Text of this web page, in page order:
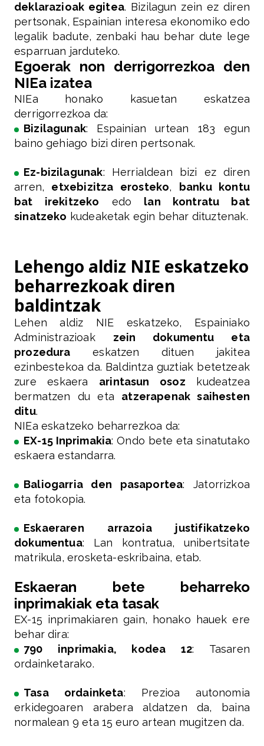
deklarazioak egitea. Bizilagun zein ez diren
pertsonak, Espainian interesa ekonomiko edo
legalik badute, zenbaki hau behar dute lege
esparruan jarduteko.
Egoerak non derrigorrezkoa den
NIEa izatea
NIEa honako kasuetan eskatzea
derrigorrezkoa da:
Bizilagunak: Espainian urtean 183 egun
baino gehiago bizi diren pertsonak.
Ez-bizilagunak: Herrialdean bizi ez diren
arren, etxebizitza erosteko,
banku kontu
bat irekitzeko edo lan kontratu bat
sinatzeko kudeaketak egin behar dituztenak.
Lehengo aldiz NIE eskatzeko
beharrezkoak diren
baldintzak
Lehen aldiz NIE eskatzeko, Espainiako
Administrazioak zein dokumentu eta
prozedura eskatzen dituen jakitea
ezinbestekoa da. Baldintza guztiak betetzeak
zure eskaera arintasun osoz kudeatzea
bermatzen du eta atzerapenak saihesten
ditu.
NIEa eskatzeko beharrezkoa da:
EX-15 Inprimakia: Ondo bete eta sinatutako
eskaera estandarra.
Baliogarria den pasaportea: Jatorrizkoa
eta fotokopia.
Eskaeraren arrazoia justifikatzeko
dokumentua: Lan kontratua, unibertsitate
matrikula, erosketa-eskribaina, etab.
Eskaeran bete beharreko
inprimakiak eta tasak
EX-15 inprimakiaren gain, honako hauek ere
behar dira:
790 inprimakia, kodea 12: Tasaren
ordainketarako.
Tasa ordainketa: Prezioa autonomia
erkidegoaren arabera aldatzen da, baina
normalean 9 eta 15 euro artean mugitzen da.